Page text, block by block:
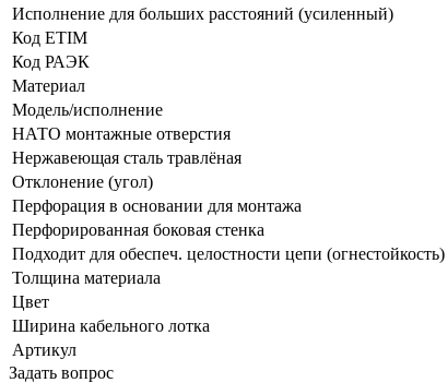
Исполнение для больших расстояний (усиленный)
Код ETIM
Код РАЭК
Материал
Модель/исполнение
НАТО монтажные отверстия
Нержавеющая сталь травлёная
Отклонение (угол)
Перфорация в основании для монтажа
Перфорированная боковая стенка
Подходит для обеспеч. целостности цепи (огнестойкость)
Толщина материала
Цвет
Ширина кабельного лотка
Артикул
Задать вопрос